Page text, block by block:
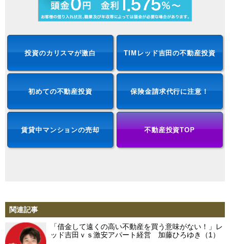
投資のカリスマが激白 TIMレッド吉田の不動産投資
初めての不動産投資 保険金請求代行に注意！
賃貸中マンションの売却 不動産投資TOP
関連記事
「借金して遠くの高い不動産を買う意味がない！」レ
ッド吉田ｖｓ激安アパート経営 加藤ひろゆき（1）